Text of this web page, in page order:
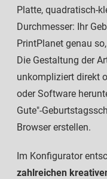
Platte, quadratisch-
Durchmesser: Ihr
PrintPlanet genau
Die Gestaltung der
unkompliziert direkt
oder Software
Gute"-
Browser erstellen.
Im Konfigurator
zahlreichen